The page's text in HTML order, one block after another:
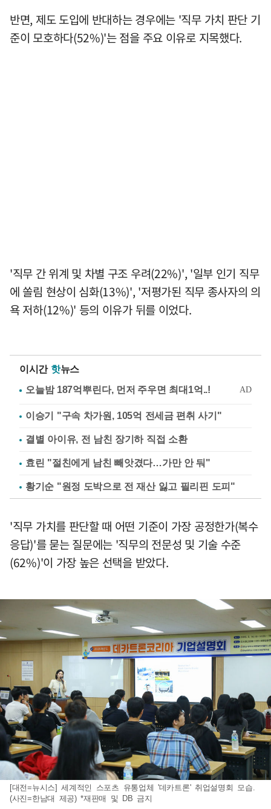
반면, 제도 도입에 반대하는 경우에는 '직무 가치 판단 기
준이 모호하다(52%)'는 점을 주요 이유로 지목했다.
'직무 간 위계 및 차별 구조 우려(22%)', '일부 인기 직무
에 쏠림 현상이 심화(13%)', '저평가된 직무 종사자의 의
욕 저하(12%)' 등의 이유가 뒤를 이었다.
이시간 핫뉴스
이승기 "구속 차가원, 105억 전세금 편취 사기"
결별 아이유, 전 남친 장기하 직접 소환
효린 "절친에게 남친 빼앗겼다…가만 안 둬"
황기순 "원정 도박으로 전 재산 잃고 필리핀 도피"
'직무 가치를 판단할 때 어떤 기준이 가장 공정한가(복수
응답)'를 묻는 질문에는 '직무의 전문성 및 기술 수준
(62%)'이 가장 높은 선택을 받았다.
[대전=뉴시스] 세계적인 스포츠 유통업체 '데카트론' 취업설명회 모습.
(사진=한남대 제공) *재판매 및 DB 금지